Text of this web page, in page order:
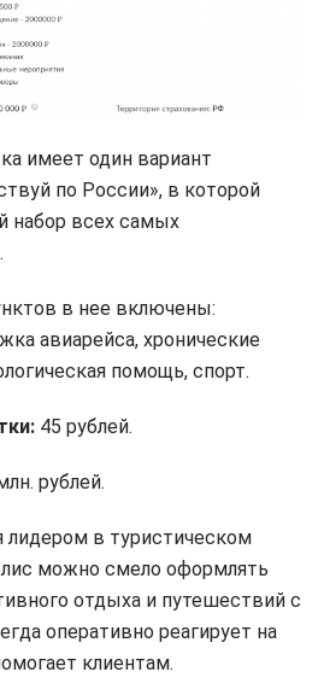
имеет один вариант
по России», в которой
набор всех самых
в нее включены:
авиарейса, хронические
помощь, спорт.
45 рублей.
рублей.
лидером в туристическом
можно смело оформлять
отдыха и путешествий с
оперативно реагирует на
клиентам.